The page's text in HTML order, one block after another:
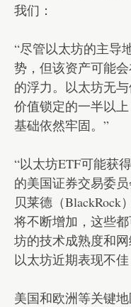
我们：
“尽管以太坊的主导
势，但该资产可能
的浮力。以太坊无
价值锁定的一半以
基础依然牢固。”
“以太坊ETF可能获
的美国证券交易委
贝莱德（BlackRock
将不断增加，这些
坊的技术成熟度和
以太坊近期表现不
美国和欧洲等关键